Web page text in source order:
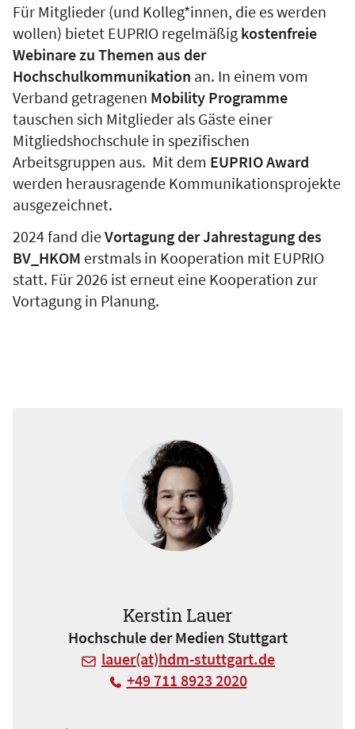
Für Mitglieder (und Kolleg*innen, die es werden
wollen) bietet EUPRIO regelmäßig kostenfreie
Webinare zu Themen aus der
Hochschulkommunikation an. In einem vom
Verband getragenen Mobility Programme
tauschen sich Mitglieder als Gäste einer
Mitgliedshochschule in spezifischen
Arbeitsgruppen aus. Mit dem EUPRIO Award
werden herausragende Kommunikationsprojekte
ausgezeichnet.
2024 fand dieVortagung der Jahrestagung des
BV_HKOM erstmals in Kooperation mit EUPRIO
statt. Für 2026 ist erneut eine Kooperation zur
Vortagung in Planung.
Kerstin Lauer
Hochschule der Medien Stuttgart
lauer(at)hdm-stuttgart.de
+49 711 8923 2020